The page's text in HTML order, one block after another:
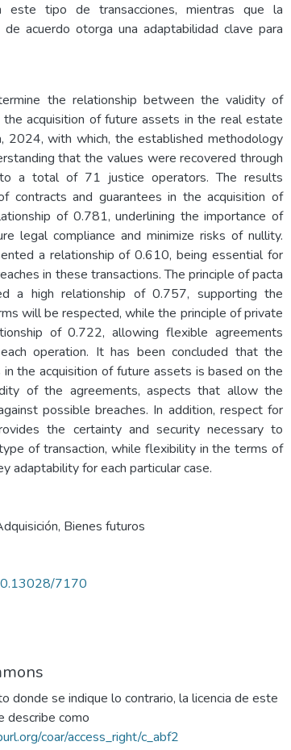
este tipo de transacciones, mientras que la
acuerdo otorga una adaptabilidad clave para
the relationship between the validity of
acquisition of future assets in the real estate
2024, with which, the established methodology
that the values were recovered through
a total of 71 justice operators. The results
contracts and guarantees in the acquisition of
of 0.781, underlining the importance of
legal compliance and minimize risks of nullity.
a relationship of 0.610, being essential for
in these transactions. The principle of pacta
a high relationship of 0.757, supporting the
will be respected, while the principle of private
of 0.722, allowing flexible agreements
operation. It has been concluded that the
the acquisition of future assets is based on the
of the agreements, aspects that allow the
possible breaches. In addition, respect for
the certainty and security necessary to
of transaction, while flexibility in the terms of
adaptability for each particular case.
, Bienes futuros
7170
donde se indique lo contrario, la licencia de este
describe como
coar/access_right/c_abf2